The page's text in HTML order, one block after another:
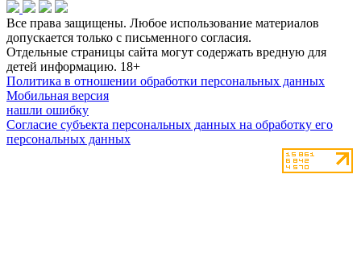
Все права защищены. Любое использование материалов
допускается только с письменного согласия.
Отдельные страницы сайта могут содержать вредную для
детей информацию. 18+
Политика в отношении обработки персональных данных
Мобильная версия
нашли ошибку
Согласие субъекта персональных данных на обработку его
персональных данных